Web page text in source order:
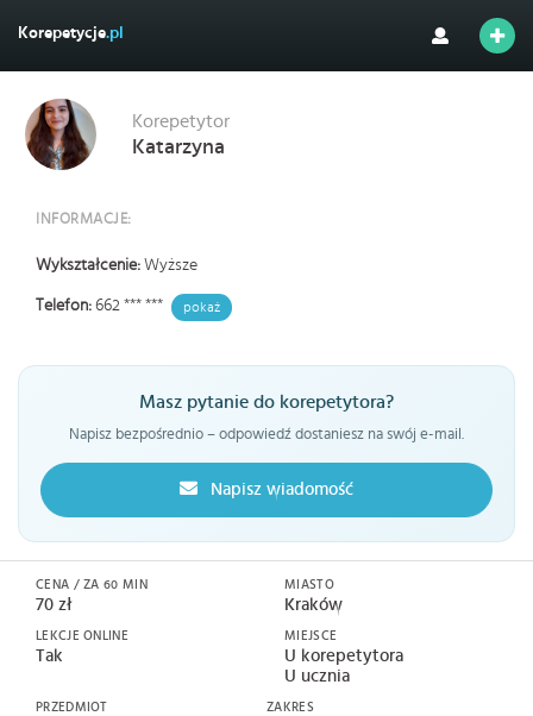
Korepetycje.pl
Korepetytor
Katarzyna
INFORMACJE:
Wykształcenie: Wyższe
Telefon: 662 *** *** pokaż
Masz pytanie do korepetytora?
Napisz bezpośrednio – odpowiedź dostaniesz na swój e-mail.
Napisz wiadomość
CENA / ZA 60 MIN
70 zł
LEKCJE ONLINE
Tak
MIASTO
Kraków
MIEJSCE
U korepetytora
U ucznia
PRZEDMIOT ZAKRES